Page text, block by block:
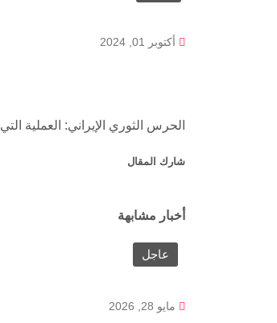
أكتوبر 01, 2024
الحرس الثوري الإيراني: العملية
شارك المقال
أخبار مشابهة
عاجل
مايو 28, 2026